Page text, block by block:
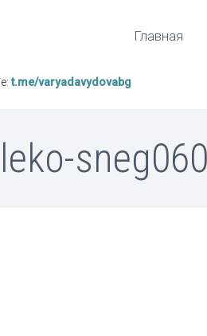
Главная
t.me/varyadavydovabg
sneg060